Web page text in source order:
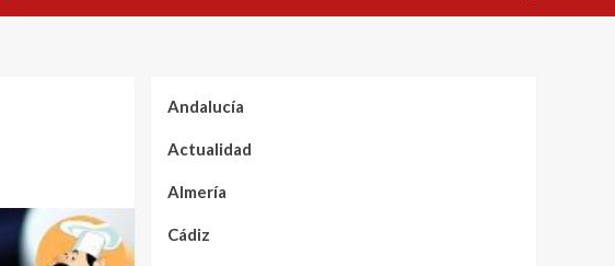
Andalucía
Actualidad
Almería
Cádiz